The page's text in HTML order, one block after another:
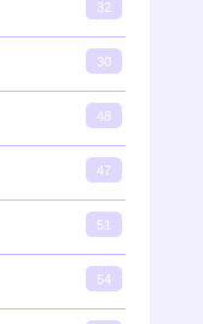
32
30
48
47
51
54